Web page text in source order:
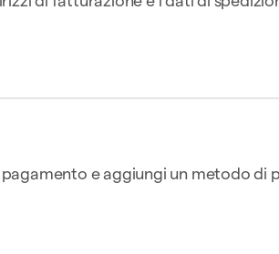
a rate
e aggiungi un metodo di
180,00 $